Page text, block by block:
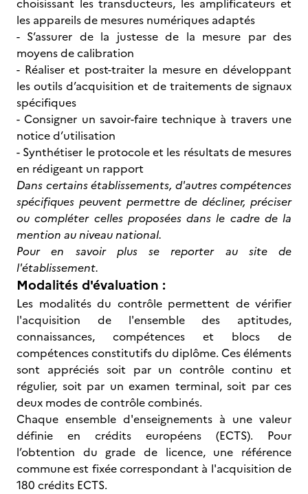
choisissant les transducteurs, les amplificateurs et
les appareils de mesures numériques adaptés
- S’assurer de la justesse de la mesure par des
moyens de calibration
- Réaliser et post-traiter la mesure en développant
les outils d’acquisition et de traitements de signaux
spécifiques
- Consigner un savoir-faire technique à travers une
notice d’utilisation
- Synthétiser le protocole et les résultats de mesures
en rédigeant un rapport
Dans certains établissements, d'autres compétences
spécifiques peuvent permettre de décliner, préciser
ou compléter celles proposées dans le cadre de la
mention au niveau national.
Pour en savoir plus se reporter au site de
l'établissement.
Modalités d'évaluation :
Les modalités du contrôle permettent de vérifier
l'acquisition de l'ensemble des aptitudes,
connaissances, compétences et blocs de
compétences constitutifs du diplôme. Ces éléments
sont appréciés soit par un contrôle continu et
régulier, soit par un examen terminal, soit par ces
deux modes de contrôle combinés.
Chaque ensemble d'enseignements à une valeur
définie en crédits européens (ECTS). Pour
l’obtention du grade de licence, une référence
commune est fixée correspondant à l'acquisition de
180 crédits ECTS.